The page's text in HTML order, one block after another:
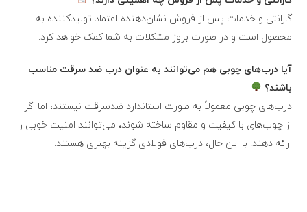
گارانتی و خدمات پس از فروش نشان‌دهنده اعتماد تولیدکننده به
محصول است و در صورت بروز مشکلات به شما کمک خواهد کرد.
آیا درب‌های چوبی هم می‌توانند به عنوان درب ضد سرقت مناسب
باشند؟
درب‌های چوبی معمولاً به صورت استاندارد ضدسرقت نیستند، اما اگر
از چوب‌های با کیفیت و مقاوم ساخته شوند، می‌توانند امنیت خوبی را
ارائه دهند. با این حال، درب‌های فولادی گزینه بهتری هستند.